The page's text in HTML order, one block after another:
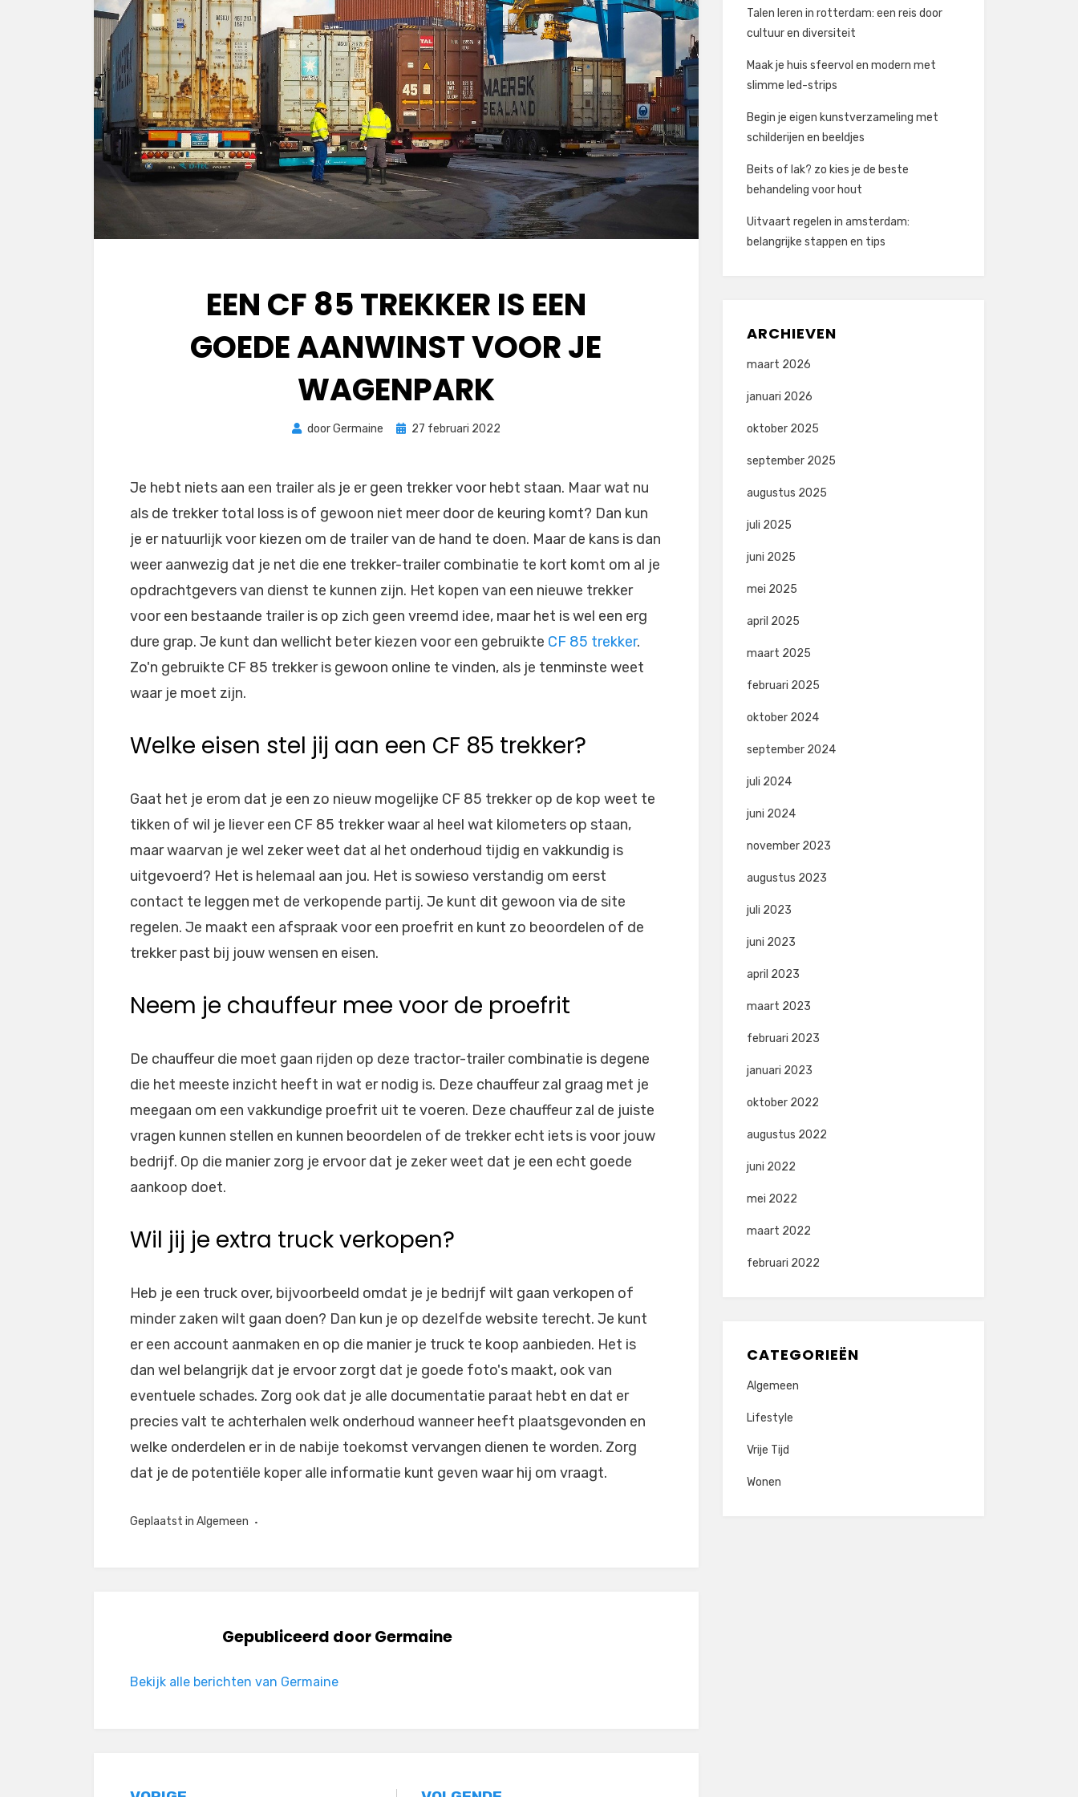
EEN CF 85 TREKKER IS EEN
GOEDE AANWINST VOOR JE
WAGENPARK
doorGermaine
Geplaatst
27 februari 2022
Je hebt niets aan een trailer als je er geen trekker voor hebt staan. Maar wat nu
als de trekker total loss is of gewoon niet meer door de keuring komt? Dan kun
je er natuurlijk voor kiezen om de trailer van de hand te doen. Maar de kans is dan
weer aanwezig dat je net die ene trekker-trailer combinatie te kort komt om al je
opdrachtgevers van dienst te kunnen zijn. Het kopen van een nieuwe trekker
voor een bestaande trailer is op zich geen vreemd idee, maar het is wel een erg
dure grap. Je kunt dan wellicht beter kiezen voor een gebruikte CF 85 trekker.
Zo'n gebruikte CF 85 trekker is gewoon online te vinden, als je tenminste weet
waar je moet zijn.
Welke eisen stel jij aan een CF 85 trekker?
Gaat het je erom dat je een zo nieuw mogelijke CF 85 trekker op de kop weet te
tikken of wil je liever een CF 85 trekker waar al heel wat kilometers op staan,
maar waarvan je wel zeker weet dat al het onderhoud tijdig en vakkundig is
uitgevoerd? Het is helemaal aan jou. Het is sowieso verstandig om eerst
contact te leggen met de verkopende partij. Je kunt dit gewoon via de site
regelen. Je maakt een afspraak voor een proefrit en kunt zo beoordelen of de
trekker past bij jouw wensen en eisen.
Neem je chauffeur mee voor de proefrit
De chauffeur die moet gaan rijden op deze tractor-trailer combinatie is degene
die het meeste inzicht heeft in wat er nodig is. Deze chauffeur zal graag met je
meegaan om een vakkundige proefrit uit te voeren. Deze chauffeur zal de juiste
vragen kunnen stellen en kunnen beoordelen of de trekker echt iets is voor jouw
bedrijf. Op die manier zorg je ervoor dat je zeker weet dat je een echt goede
aankoop doet.
Wil jij je extra truck verkopen?
Heb je een truck over, bijvoorbeeld omdat je je bedrijf wilt gaan verkopen of
minder zaken wilt gaan doen? Dan kun je op dezelfde website terecht. Je kunt
er een account aanmaken en op die manier je truck te koop aanbieden. Het is
dan wel belangrijk dat je ervoor zorgt dat je goede foto's maakt, ook van
eventuele schades. Zorg ook dat je alle documentatie paraat hebt en dat er
precies valt te achterhalen welk onderhoud wanneer heeft plaatsgevonden en
welke onderdelen er in de nabije toekomst vervangen dienen te worden. Zorg
dat je de potentiële koper alle informatie kunt geven waar hij om vraagt.
Geplaatst in Algemeen
Gepubliceerd doorGermaine
Bekijk alle berichten van Germaine
Talen leren in rotterdam: een reis door
cultuur en diversiteit
Maak je huis sfeervol en modern met
slimme led-strips
Begin je eigen kunstverzameling met
schilderijen en beeldjes
Beits of lak? zo kies je de beste
behandeling voor hout
Uitvaart regelen in amsterdam:
belangrijke stappen en tips
ARCHIEVEN
maart 2026
januari 2026
oktober 2025
september 2025
augustus 2025
juli 2025
juni 2025
mei 2025
april 2025
maart 2025
februari 2025
oktober 2024
september 2024
juli 2024
juni 2024
november 2023
augustus 2023
juli 2023
juni 2023
april 2023
maart 2023
februari 2023
januari 2023
oktober 2022
augustus 2022
juni 2022
mei 2022
maart 2022
februari 2022
CATEGORIEËN
Algemeen
Lifestyle
Vrije Tijd
Wonen